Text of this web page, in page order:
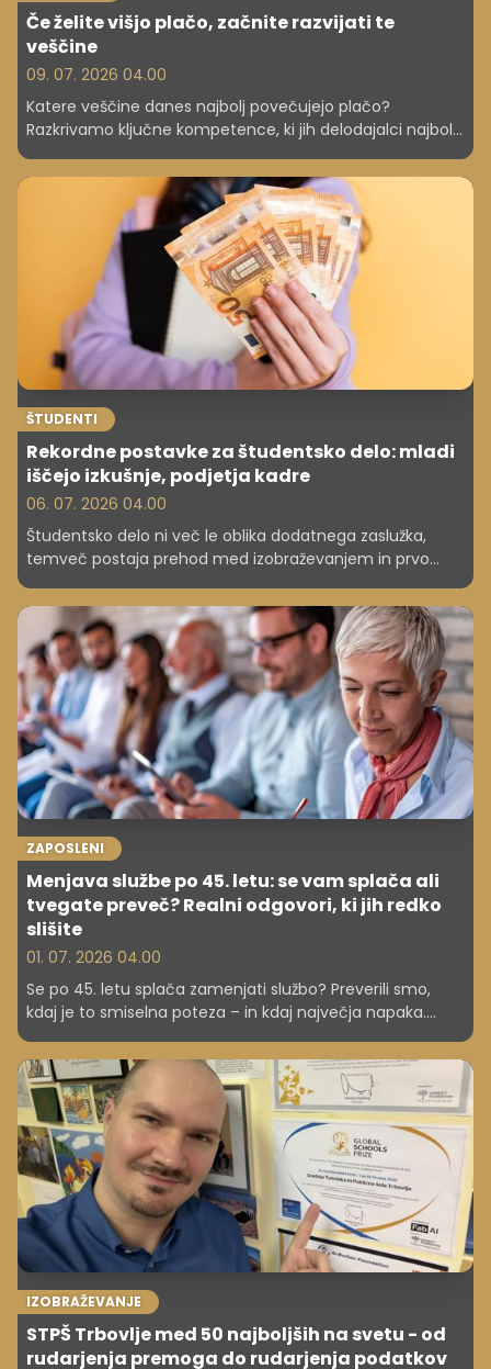
Če želite višjo plačo, začnite razvijati te
veščine
09. 07. 2026 04.00
Katere veščine danes najbolj povečujejo plačo?
Razkrivamo ključne kompetence, ki jih delodajalci najbolj
ŠTUDENTI
Rekordne postavke za študentsko delo: mladi
iščejo izkušnje, podjetja kadre
06. 07. 2026 04.00
Študentsko delo ni več le oblika dodatnega zaslužka,
temveč postaja prehod med izobraževanjem in prvo
slovenski trg dela, kjer mladi želijo predvsem izkušnje,
delodajalci pa v njih iščejo prihodnje zaposlene.
ZAPOSLENI
Menjava službe po 45. letu: se vam splača ali
tvegate preveč? Realni odgovori, ki jih redko
slišite
01. 07. 2026 04.00
Se po 45. letu splača zamenjati službo? Preverili smo,
kdaj je to smiselna poteza – in kdaj največja napaka.
Konkretni nasveti za varno odločitev.
IZOBRAŽEVANJE
STPŠ Trbovlje med 50 najboljših na svetu - od
rudarjenja premoga do rudarjenja podatkov